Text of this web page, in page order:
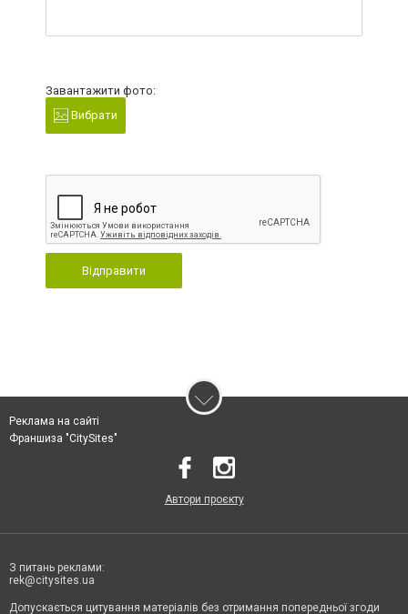
Завантажити фото:
Вибрати
Відправити
Реклама на сайті
Франшиза "CitySites"
Автори проєкту
З питань реклами:
rek@citysites.ua
Допускається цитування матеріалів без отримання попередньої згоди